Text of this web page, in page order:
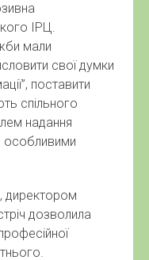
ІРЦ.
мали
свої думки
поставити
спільного
надання
особливими
директором
дозволила